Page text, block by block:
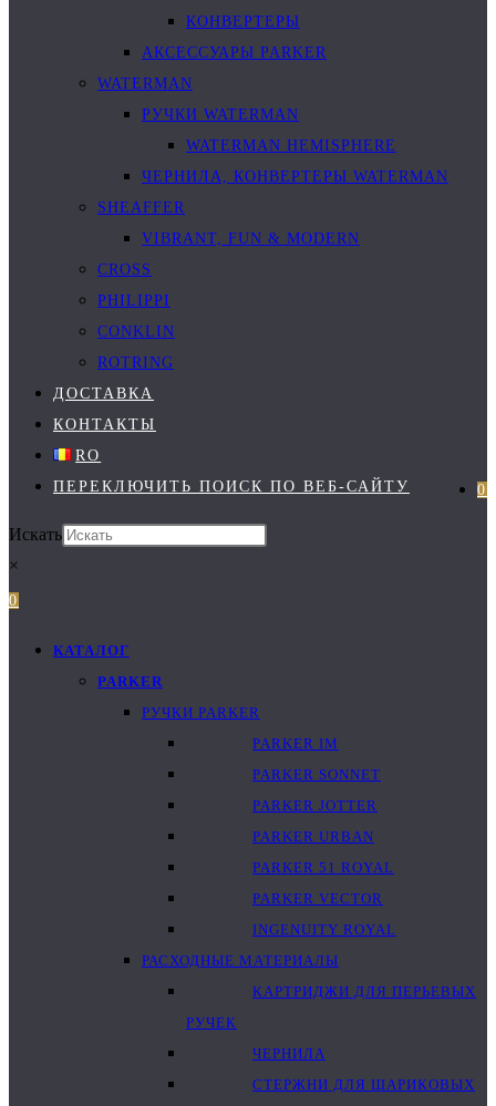
КОНВЕРТЕРЫ
АКСЕССУАРЫ PARKER
WATERMAN
РУЧКИ WATERMAN
WATERMAN HEMISPHERE
ЧЕРНИЛА, КОНВЕРТЕРЫ WATERMAN
SHEAFFER
VIBRANT, FUN & MODERN
CROSS
PHILIPPI
CONKLIN
ROTRING
ДОСТАВКА
КОНТАКТЫ
RO
0
ПЕРЕКЛЮЧИТЬ ПОИСК ПО ВЕБ-САЙТУ
Искать
×
0
КАТАЛОГ
PARKER
РУЧКИ PARKER
PARKER IM
PARKER SONNET
PARKER JOTTER
PARKER URBAN
PARKER 51 ROYAL
PARKER VECTOR
INGENUITY ROYAL
РАСХОДНЫЕ МАТЕРИАЛЫ
КАРТРИДЖИ ДЛЯ ПЕРЬЕВЫХ
РУЧЕК
ЧЕРНИЛА
СТЕРЖНИ ДЛЯ ШАРИКОВЫХ